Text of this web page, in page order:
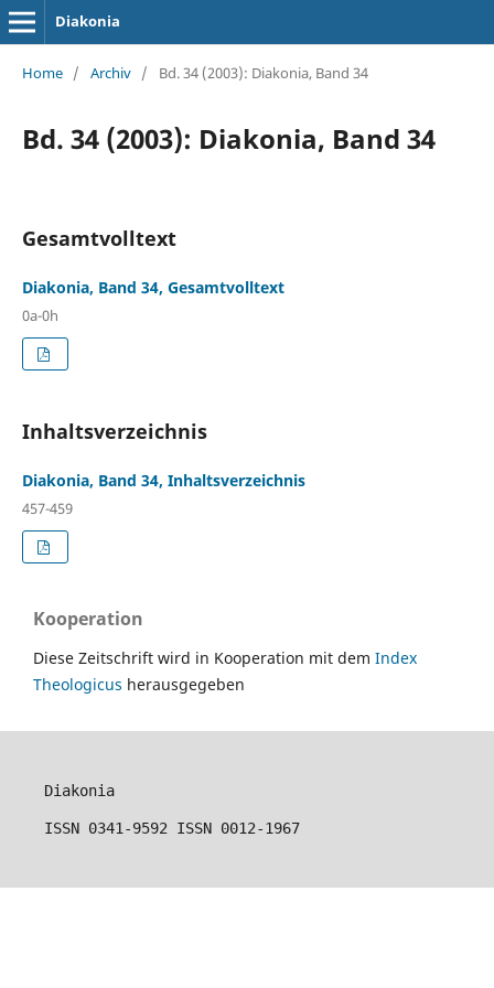
Diakonia
Home / Archiv / Bd. 34 (2003): Diakonia, Band 34
Bd. 34 (2003): Diakonia, Band 34
Gesamtvolltext
Diakonia, Band 34, Gesamtvolltext
0a-0h
Inhaltsverzeichnis
Diakonia, Band 34, Inhaltsverzeichnis
457-459
Kooperation
Diese Zeitschrift wird in Kooperation mit dem Index
Theologicus herausgegeben
Diakonia
ISSN 0341-9592 ISSN 0012-1967